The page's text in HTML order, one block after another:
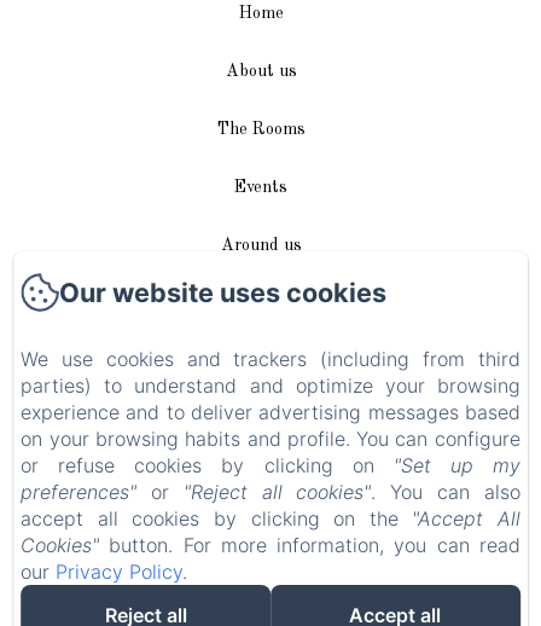
Home
About us
The Rooms
Events
Around us
Access / Contact
Plan du site
Blog
Legal notice
EN FR DE
Our website uses cookies
We use cookies and trackers (including from third
parties) to understand and optimize your browsing
experience and to deliver advertising messages based
on your browsing habits and profile. You can configure
or refuse cookies by clicking on
"Set up my
preferences" or "Reject all cookies". You can also
accept all cookies by clicking on the "Accept All
Cookies" button. For more information, you can read
our Privacy Policy.
Reject all
Accept all